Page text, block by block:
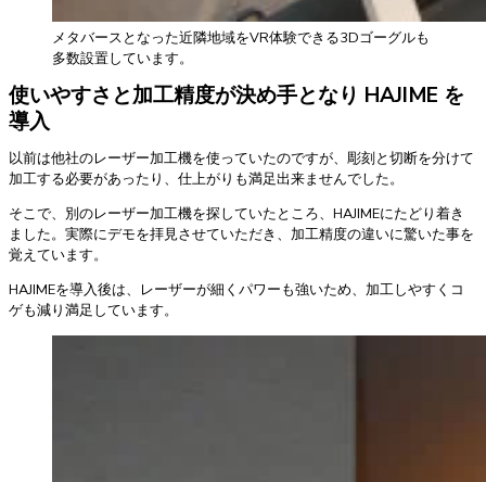
メタバースとなった近隣地域をVR体験できる3Dゴーグルも
多数設置しています。
使いやすさと加工精度が決め手となり HAJIME を
導入
以前は他社のレーザー加工機を使っていたのですが、彫刻と切断を分けて
加工する必要があったり、仕上がりも満足出来ませんでした。
そこで、別のレーザー加工機を探していたところ、HAJIMEにたどり着き
ました。実際にデモを拝見させていただき、加工精度の違いに驚いた事を
覚えています。
HAJIMEを導入後は、レーザーが細くパワーも強いため、加工しやすくコ
ゲも減り満足しています。